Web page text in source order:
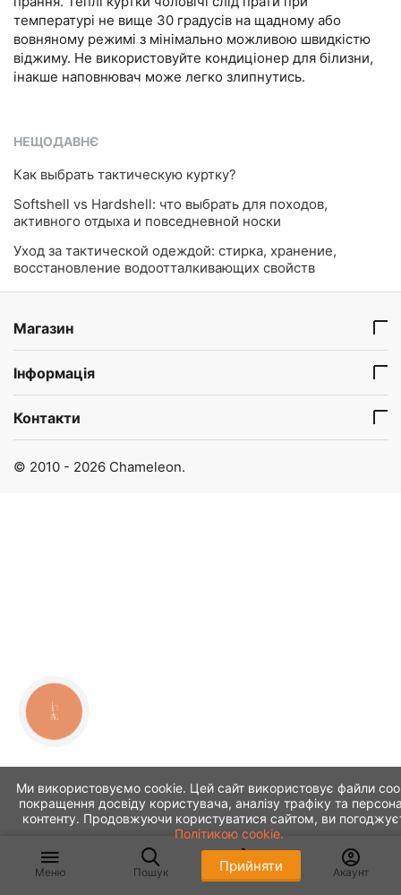
температурі не вище 30 градусів на щадному або
вовняному режимі з мінімально можливою швидкістю
віджиму. Не використовуйте кондиціонер для білизни,
інакше наповнювач може легко злипнутись.
НЕЩОДАВНЄ
​Как выбрать тактическую куртку?
Softshell vs Hardshell: что выбрать для походов,
активного отдыха и повседневной носки
Уход за тактической одеждой: стирка, хранение,
восстановление водоотталкивающих свойств
Магазин
Інформація
Контакти
© 2010 - 2026 Chameleon.
Меню Пошук Кошик Акаунт
Ми використовуємо cookie. Цей сайт використовує файли
покращення досвіду користувача, аналізу трафіку та
контенту. Продовжуючи користуватися сайтом, ви
Політикою cookie.
Прийняти
КНОПКА
ЗВ'ЯЗКУ